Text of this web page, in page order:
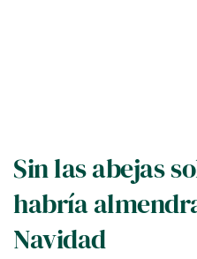
Sin las abejas
habría
Navidad